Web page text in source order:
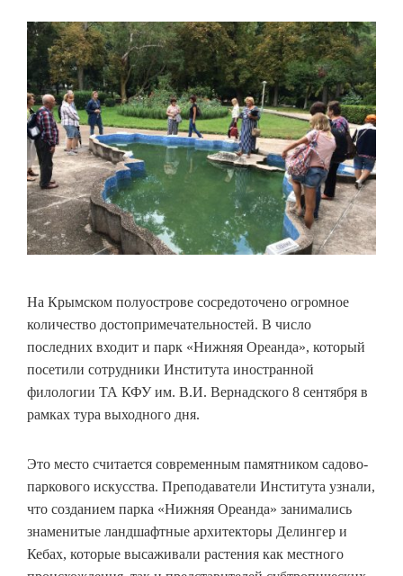
На Крымском полуострове сосредоточено огромное
количество достопримечательностей. В число
последних входит и парк «Нижняя Ореанда», который
посетили сотрудники Института иностранной
филологии ТА КФУ им. В.И. Вернадского 8 сентября в
рамках тура выходного дня.
Это место считается современным памятником садово-
паркового искусства. Преподаватели Института узнали,
что созданием парка «Нижняя Ореанда» занимались
знаменитые ландшафтные архитекторы Делингер и
Кебах, которые высаживали растения как местного